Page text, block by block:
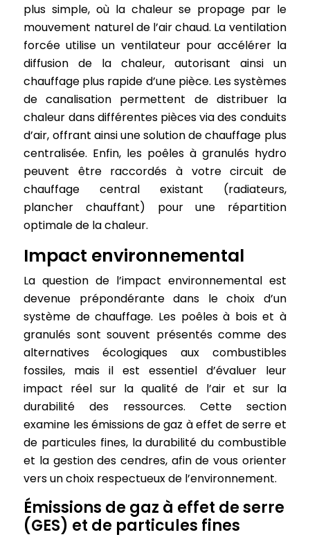
plus simple, où la chaleur se propage par le
mouvement naturel de l’air chaud. La ventilation
forcée utilise un ventilateur pour accélérer la
diffusion de la chaleur, autorisant ainsi un
chauffage plus rapide d’une pièce. Les systèmes
de canalisation permettent de distribuer la
chaleur dans différentes pièces via des conduits
d’air, offrant ainsi une solution de chauffage plus
centralisée. Enfin, les poêles à granulés hydro
peuvent être raccordés à votre circuit de
chauffage central existant (radiateurs,
plancher chauffant) pour une répartition
optimale de la chaleur.
Impact environnemental
La question de l’impact environnemental est
devenue prépondérante dans le choix d’un
système de chauffage. Les poêles à bois et à
granulés sont souvent présentés comme des
alternatives écologiques aux combustibles
fossiles, mais il est essentiel d’évaluer leur
impact réel sur la qualité de l’air et sur la
durabilité des ressources. Cette section
examine les émissions de gaz à effet de serre et
de particules fines, la durabilité du combustible
et la gestion des cendres, afin de vous orienter
vers un choix respectueux de l’environnement.
Émissions de gaz à effet de serre
(GES) et de particules fines